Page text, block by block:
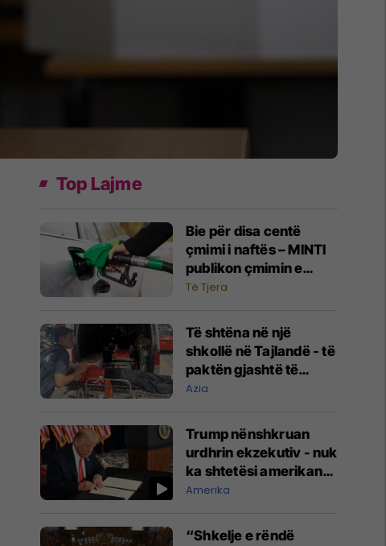
Top Lajme
Bie për disa centë
çmimi i naftës – MINTI
publikon çmimin e
derivateve
Të Tjera
Të shtëna në një
shkollë në Tajlandë - të
paktën gjashtë të
vrarë, eliminohet edhe
Azia
Trump nënshkruan
urdhrin ekzekutiv - nuk
ka shtetësi amerikane
përmes lindjes së
Amerika
“Shkelje e rëndë